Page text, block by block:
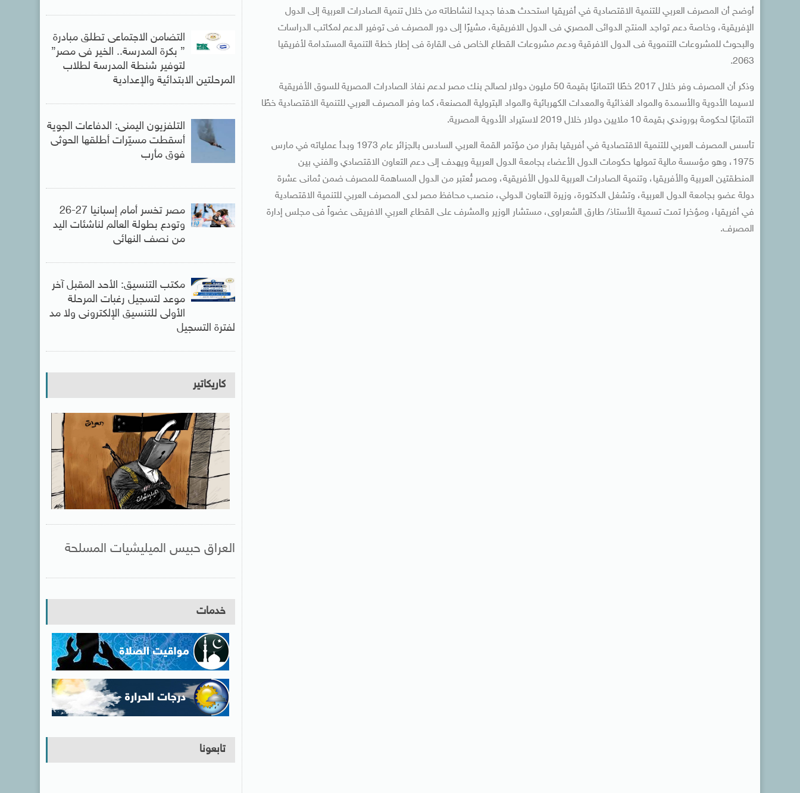
أوضح أن المصرف العربي للتنمية الاقتصادية في أفريقيا استحدث هدفا جديدا لنشاطاته من خلال تنمية الصادرات العربية إلى الدول
الإفريقية، وخاصة دعم تواجد المنتج الدوائى المصري فى الدول الافريقية، مشيرًا إلى دور المصرف فى توفير الدعم لمكاتب الدراسات
والبحوث للمشروعات التنموية فى الدول الافرقية ودعم مشروعات القطاع الخاص فى القارة فى إطار خطة التنمية المستدامة لأفريقيا
2063.
وذكر أن المصرف وفر خلال 2017 خطًا ائتمانيًا بقيمة 50 مليون دولار لصالح بنك مصر لدعم نفاذ الصادرات المصرية للسوق الأفريقية
لاسيما الأدوية والأسمدة والمواد الغذائية والمعدات الكهربائية والمواد البترولية المصنعة، كما وفر المصرف العربي للتنمية الاقتصادية خطًا
ائتمانيًا لحكومة بوروندي بقيمة 10 ملايين دولار خلال 2019 لاستيراد الأدوية المصرية.
تأسس المصرف العربي للتنمية الاقتصادية في أفريقيا بقرار من مؤتمر القمة العربي السادس بالجزائر عام 1973 وبدأ عملياته في مارس
1975، وهو مؤسسة مالية تمولها حكومات الدول الأعضاء بجامعة الدول العربية ويهدف إلى دعم التعاون الاقتصادي والفني بين
المنطقتين العربية والأفريقيا، وتنمية الصادرات العربية للدول الأفريقية، ومصر تُعتبر من الدول المساهمة للمصرف ضمن ثمانى عشرة
دولة عضو بجامعة الدول العربية، وتشغل الدكتورة، وزيرة التعاون الدولي، منصب محافظ مصر لدى المصرف العربي للتنمية الاقتصادية
في أفريقيا، ومؤخرا تمت تسمية الأستاذ/ طارق الشعراوى، مستشار الوزير والمشرف على القطاع العربي الافريقى عضواً فى مجلس إدارة
المصرف.
التضامن الاجتماعى تطلق مبادرة
” بكرة المدرسة.. الخير فى مصر”
لتوفير شنطة المدرسة لطلاب
المرحلتين الابتدائية والإعدادية
التلفزيون اليمنى: الدفاعات الجوية
أسقطت مسيّرات أطلقها الحوثى
فوق مأرب
مصر تخسر أمام إسبانيا 27-26
وتودع بطولة العالم لناشئات اليد
من نصف النهائى
مكتب التنسيق: الأحد المقبل آخر
موعد لتسجيل رغبات المرحلة
الأولى للتنسيق الإلكترونى ولا مد
لفترة التسجيل
كاريكاتير
العراق حبيس الميليشيات المسلحة
خدمات
تابعونا